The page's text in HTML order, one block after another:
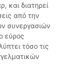
και διατηρεί
από την
συνεργασιών
εύρος
τόσο τις